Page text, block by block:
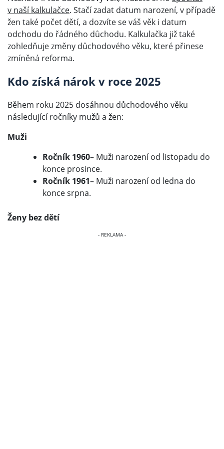
v naší kalkulačce. Stačí zadat datum narození, v případě
žen také počet dětí, a dozvíte se váš věk i datum
odchodu do řádného důchodu. Kalkulačka již také
zohledňuje změny důchodového věku, které přinese
zmíněná reforma.
Kdo získá nárok v roce 2025
Během roku 2025 dosáhnou důchodového věku
následující ročníky mužů a žen:
Muži
Ročník 1960– Muži narození od listopadu do
konce prosince.
Ročník 1961– Muži narození od ledna do
konce srpna.
Ženy bez dětí